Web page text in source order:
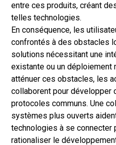
entre ces produits, créant
telles technologies.
En conséquence, les
confrontés à des obstacles
solutions nécessitant une
existante ou un déploiement
atténuer ces obstacles, les
collaborent pour développer
protocoles communs. Une
systèmes plus ouverts
technologies à se connecter
rationaliser le